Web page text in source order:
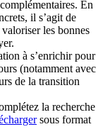
En
il s’agit de
les bonnes
à s’enrichir pour
(notamment avec
de la transition
la recherche
sous format